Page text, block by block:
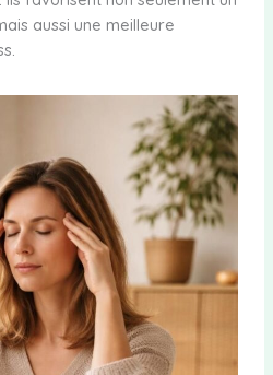
aussi une meilleure